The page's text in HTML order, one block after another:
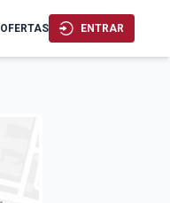
OFERTAS ENTRAR